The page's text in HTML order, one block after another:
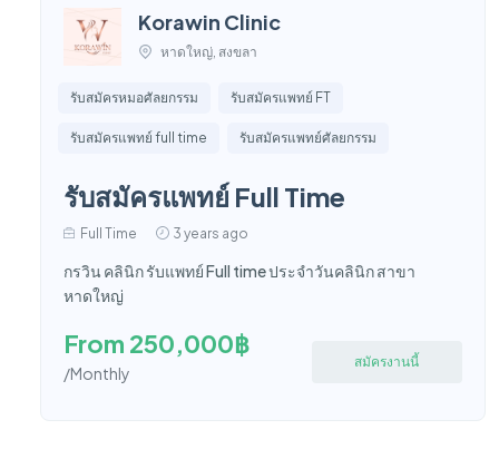
Korawin Clinic
หาดใหญ่, สงขลา
รับสมัครหมอศัลยกรรม รับสมัครแพทย์ FT
รับสมัครแพทย์ full time รับสมัครแพทย์ศัลยกรรม
รับสมัครแพทย์ Full Time
Full Time 3 years ago
กรวิน คลินิก รับแพทย์ Full time ประจำวันคลินิก สาขา
หาดใหญ่
From 250,000฿
/Monthly
สมัครงานนี้